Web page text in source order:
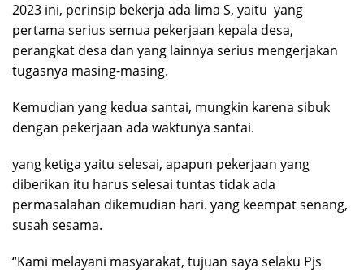
2023 ini, perinsip bekerja ada lima S, yaitu yang
pertama serius semua pekerjaan kepala desa,
perangkat desa dan yang lainnya serius mengerjakan
tugasnya masing-masing.
Kemudian yang kedua santai, mungkin karena sibuk
dengan pekerjaan ada waktunya santai.
yang ketiga yaitu selesai, apapun pekerjaan yang
diberikan itu harus selesai tuntas tidak ada
permasalahan dikemudian hari. yang keempat senang,
susah sesama.
“Kami melayani masyarakat, tujuan saya selaku Pjs